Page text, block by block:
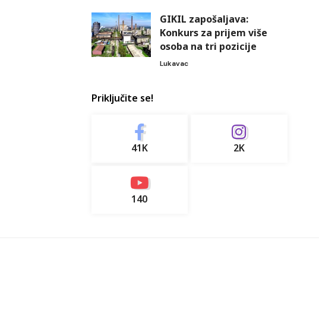
GIKIL zapošaljava:
Konkurs za prijem više
osoba na tri pozicije
Lukavac
Priključite se!
41K 2K
140